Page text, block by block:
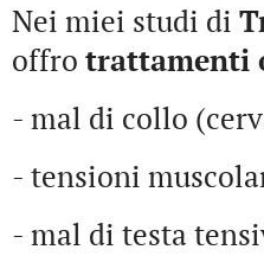
Nei miei studi di
offro trattamenti
- mal di collo
- tensioni
- mal di testa